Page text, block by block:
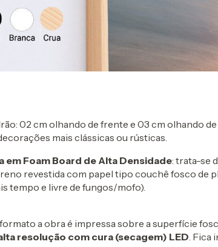
02 cm olhando de frente e 03 cm olhando
mais clássicas ou rústicas.
em Foam Board de Alta Densidade: trata-se
revestida com papel tipo couchê fosco de
tempo e livre de fungos/mofo).
a obra é impressa sobre a superfície
resolução com cura (secagem) LED . Fica